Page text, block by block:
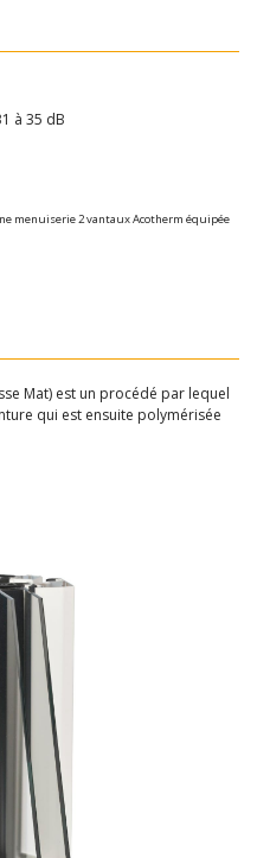
à 35 dB
menuiserie 2 vantaux Acotherm équipée
Mat) est un procédé par lequel
qui est ensuite polymérisée